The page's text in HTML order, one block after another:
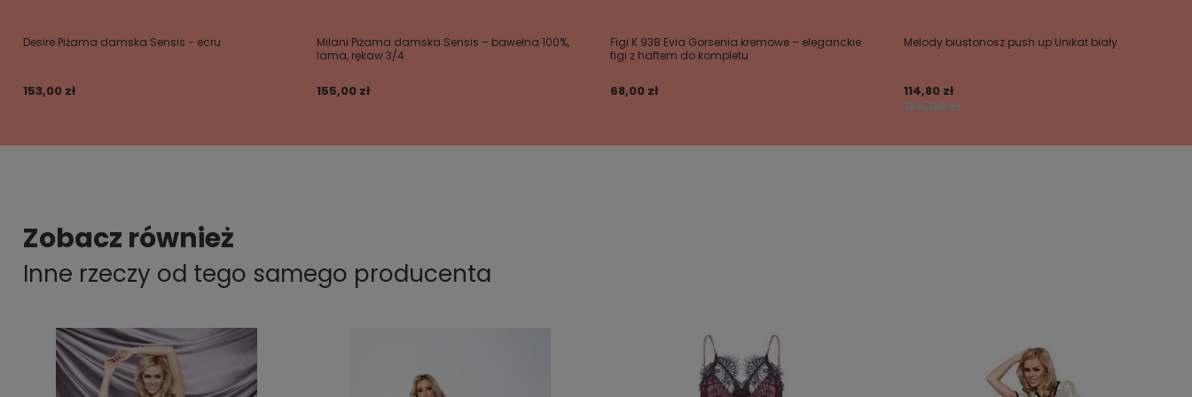
Desire Piżama damska Sensis - ecru
153,00 zł
Milani Piżama damska Sensis – bawełna 100%,
lama, rękaw 3/4
155,00 zł
Figi K 938 Evia Gorsenia kremowe – eleganckie
figi z haftem do kompletu
68,00 zł
Melody biustonosz push up Unikat biały
164,00 zł
114,80 zł
Zobacz również
Inne rzeczy od tego samego producenta